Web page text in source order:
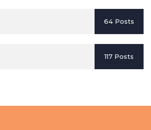
64 Posts
117 Posts